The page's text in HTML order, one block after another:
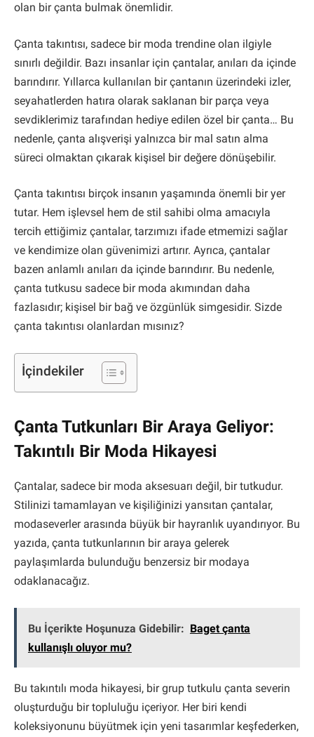
olan bir çanta bulmak önemlidir.
Çanta takıntısı, sadece bir moda trendine olan ilgiyle
sınırlı değildir. Bazı insanlar için çantalar, anıları da içinde
barındırır. Yıllarca kullanılan bir çantanın üzerindeki izler,
seyahatlerden hatıra olarak saklanan bir parça veya
sevdiklerimiz tarafından hediye edilen özel bir çanta… Bu
nedenle, çanta alışverişi yalnızca bir mal satın alma
süreci olmaktan çıkarak kişisel bir değere dönüşebilir.
Çanta takıntısı birçok insanın yaşamında önemli bir yer
tutar. Hem işlevsel hem de stil sahibi olma amacıyla
tercih ettiğimiz çantalar, tarzımızı ifade etmemizi sağlar
ve kendimize olan güvenimizi artırır. Ayrıca, çantalar
bazen anlamlı anıları da içinde barındırır. Bu nedenle,
çanta tutkusu sadece bir moda akımından daha
fazlasıdır; kişisel bir bağ ve özgünlük simgesidir. Sizde
çanta takıntısı olanlardan mısınız?
İçindekiler
Çanta Tutkunları Bir Araya Geliyor:
Takıntılı Bir Moda Hikayesi
Çantalar, sadece bir moda aksesuarı değil, bir tutkudur.
Stilinizi tamamlayan ve kişiliğinizi yansıtan çantalar,
modaseverler arasında büyük bir hayranlık uyandırıyor. Bu
yazıda, çanta tutkunlarının bir araya gelerek
paylaşımlarda bulunduğu benzersiz bir modaya
odaklanacağız.
Bu İçerikte Hoşunuza Gidebilir: Baget çanta
kullanışlı oluyor mu?
Bu takıntılı moda hikayesi, bir grup tutkulu çanta severin
oluşturduğu bir topluluğu içeriyor. Her biri kendi
koleksiyonunu büyütmek için yeni tasarımlar keşfederken,